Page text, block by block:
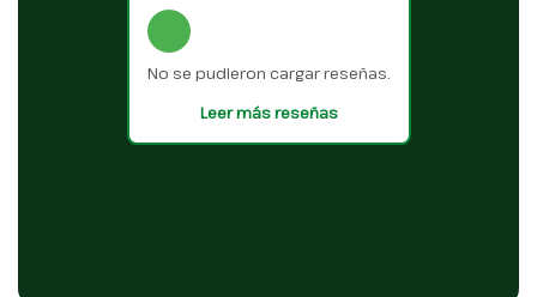
No se pudieron cargar reseñas.
Leer más reseñas